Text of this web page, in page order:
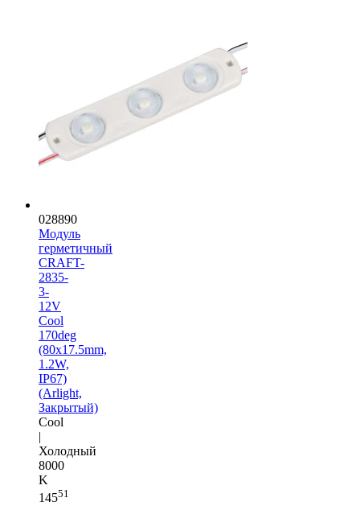
028890
Модуль
герметичный
CRAFT-
2835-
3-
12V
Cool
170deg
(80x17.5mm,
1.2W,
IP67)
(Arlight,
Закрытый)
Cool
|
Холодный
8000
K
14551